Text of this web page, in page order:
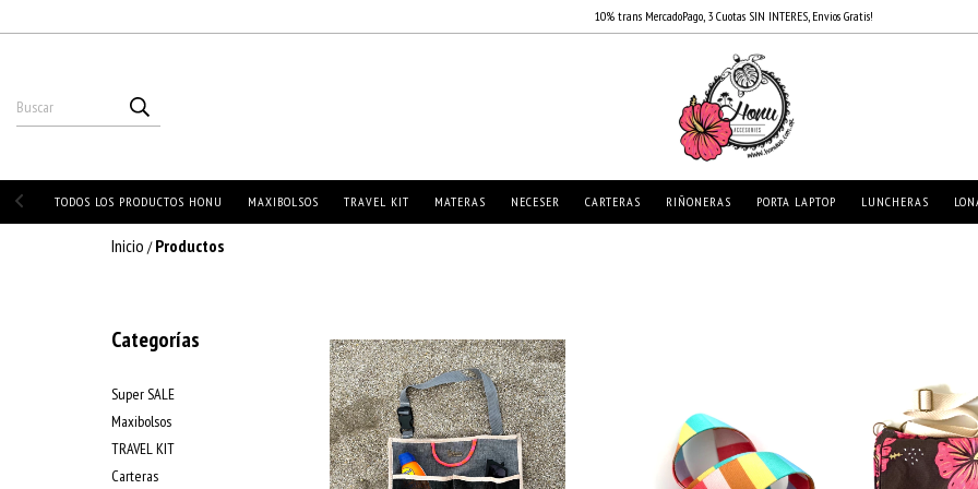
10% trans MercadoPago, 3 Cuotas SIN INTERES, Envios Gratis!
TODOS LOS PRODUCTOS HONU MAXIBOLSOS TRAVEL KIT MATERAS NECESER CARTERAS RIÑONERAS PORTA LAPTOP LUNCHERAS
Inicio / Productos
Categorías
Super SALE
Maxibolsos
TRAVEL KIT
Carteras